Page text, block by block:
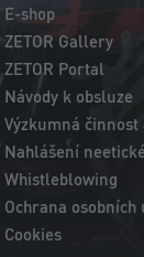
E-shop
ZETOR Gallery
ZETOR Portal
Návody k obsluze
Výzkumná
Nahlášení
Whistleblowing
Ochrana osobních
Cookies